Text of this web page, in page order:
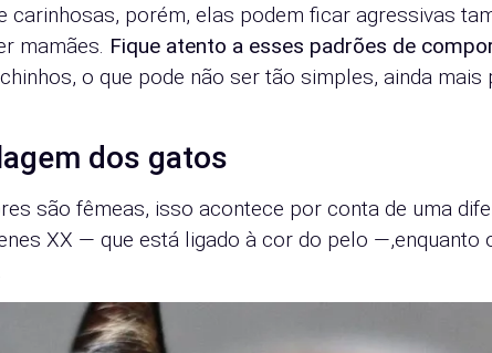
porém, elas podem ficar agressivas
mamães. Fique atento a esses padrões de
o que pode não ser tão simples, ainda mais
dos gatos
são fêmeas, isso acontece por conta de uma
XX — que está ligado à cor do pelo —,enquanto